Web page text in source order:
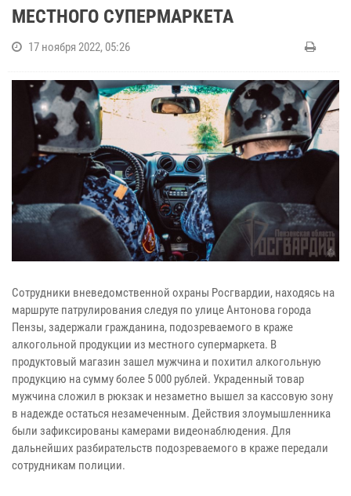
МЕСТНОГО СУПЕРМАРКЕТА
17 ноября 2022, 05:26
Сотрудники вневедомственной охраны Росгвардии, находясь на
маршруте патрулирования следуя по улице Антонова города
Пензы, задержали гражданина, подозреваемого в краже
алкогольной продукции из местного супермаркета. В
продуктовый магазин зашел мужчина и похитил алкогольную
продукцию на сумму более 5 000 рублей. Украденный товар
мужчина сложил в рюкзак и незаметно вышел за кассовую зону
в надежде остаться незамеченным. Действия злоумышленника
были зафиксированы камерами видеонаблюдения. Для
дальнейших разбирательств подозреваемого в краже передали
сотрудникам полиции.